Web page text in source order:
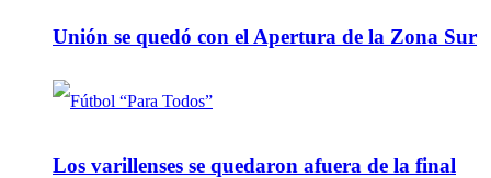
Unión se quedó con el Apertura de la Zona Sur
Los varillenses se quedaron afuera de la final